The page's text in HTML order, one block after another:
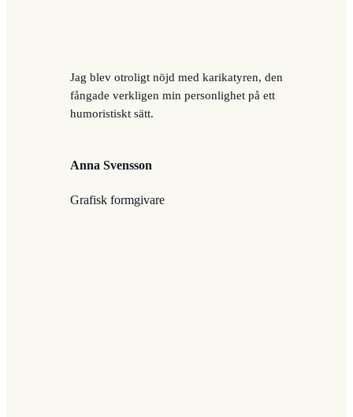
Jag blev otroligt nöjd med karikatyren, den
fångade verkligen min personlighet på ett
humoristiskt sätt.
Anna Svensson
Grafisk formgivare